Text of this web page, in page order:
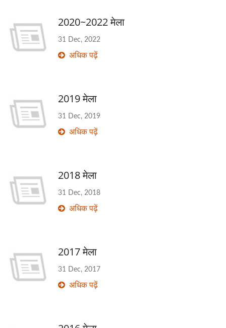
2020~2022 मेला
31 Dec, 2022
अधिक पढ़ें
2019 मेला
31 Dec, 2019
अधिक पढ़ें
2018 मेला
31 Dec, 2018
अधिक पढ़ें
2017 मेला
31 Dec, 2017
अधिक पढ़ें